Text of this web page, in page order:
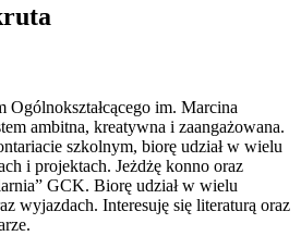
Ogólnokształcącego im. Marcina
ambitna, kreatywna i zaangażowana.
szkolnym, biorę udział w wielu
i projektach. Jeżdżę konno oraz
GCK. Biorę udział w wielu
wyjazdach. Interesuję się literaturą oraz